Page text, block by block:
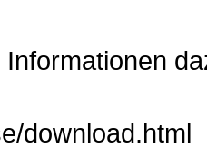
download.html